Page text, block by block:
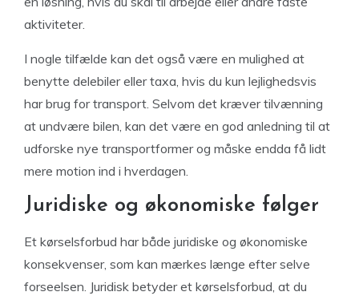
aktiviteter.
I nogle tilfælde kan det også være en mulighed at
benytte delebiler eller taxa, hvis du kun lejlighedsvis
har brug for transport. Selvom det kræver tilvænning
at undvære bilen, kan det være en god anledning til at
udforske nye transportformer og måske endda få lidt
mere motion ind i hverdagen.
Juridiske og økonomiske følger
Et kørselsforbud har både juridiske og økonomiske
konsekvenser, som kan mærkes længe efter selve
forseelsen. Juridisk betyder et kørselsforbud, at du